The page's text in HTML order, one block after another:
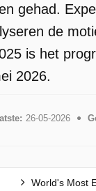
gehad.
de
is het
2026.
26-05-2026
World's Most